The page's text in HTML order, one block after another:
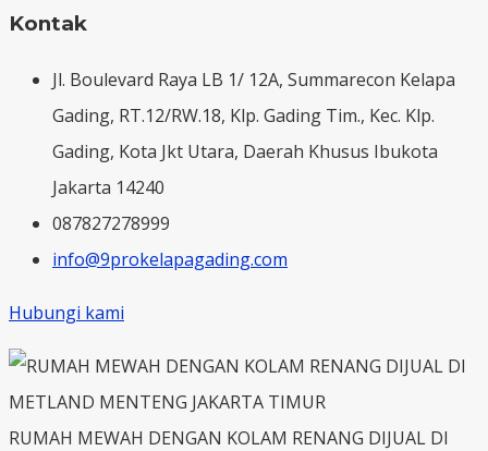
Kontak
Jl. Boulevard Raya LB 1/ 12A, Summarecon Kelapa
Gading, RT.12/RW.18, Klp. Gading Tim., Kec. Klp.
Gading, Kota Jkt Utara, Daerah Khusus Ibukota
Jakarta 14240
087827278999
info@9prokelapagading.com
Hubungi kami
RUMAH MEWAH DENGAN KOLAM RENANG DIJUAL DI